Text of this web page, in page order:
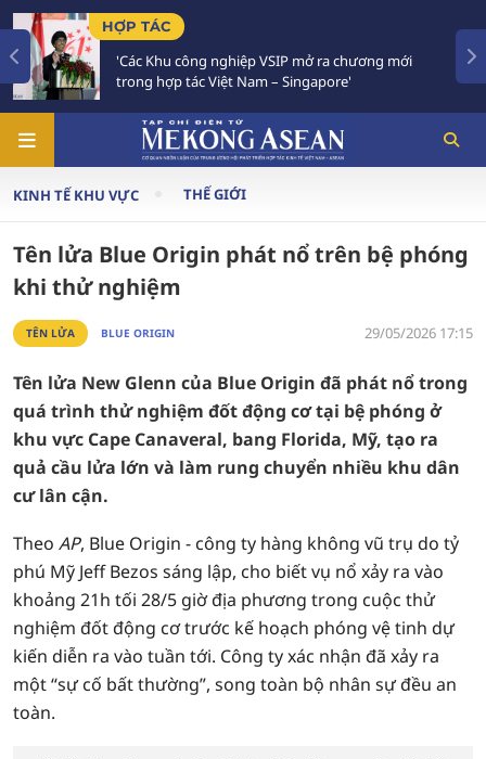
HỢP TÁC
'Các Khu công nghiệp VSIP mở ra chương mới
trong hợp tác Việt Nam – Singapore'
KINH TẾ KHU VỰC THẾ GIỚI
Tên lửa Blue Origin phát nổ trên bệ phóng
khi thử nghiệm
TÊN LỬA BLUE ORIGIN 29/05/2026 17:15
Tên lửa New Glenn của Blue Origin đã phát nổ trong
quá trình thử nghiệm đốt động cơ tại bệ phóng ở
khu vực Cape Canaveral, bang Florida, Mỹ, tạo ra
quả cầu lửa lớn và làm rung chuyển nhiều khu dân
cư lân cận.
Theo AP, Blue Origin - công ty hàng không vũ trụ do tỷ
phú Mỹ Jeff Bezos sáng lập, cho biết vụ nổ xảy ra vào
khoảng 21h tối 28/5 giờ địa phương trong cuộc thử
nghiệm đốt động cơ trước kế hoạch phóng vệ tinh dự
kiến diễn ra vào tuần tới. Công ty xác nhận đã xảy ra
một “sự cố bất thường”, song toàn bộ nhân sự đều an
toàn.